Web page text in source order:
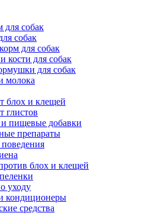
для собак
собак
для собак
кости для собак
для собак
молока
блох и клещей
глистов
пищевые добавки
препараты
блох и клещей
уходу
кондиционеры
средства